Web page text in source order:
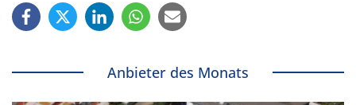
Anbieter des Monats